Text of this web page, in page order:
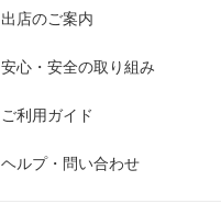
出店のご案内
安心・安全の取り組み
ご利用ガイド
ヘルプ・問い合わせ